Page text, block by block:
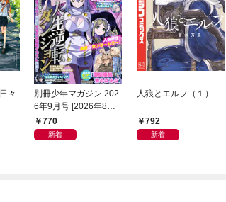
々
別冊少年マガジン 202
6年9月号 [2026年8月7
日発売]
770
新着
人狼とエルフ（１）
792
新着